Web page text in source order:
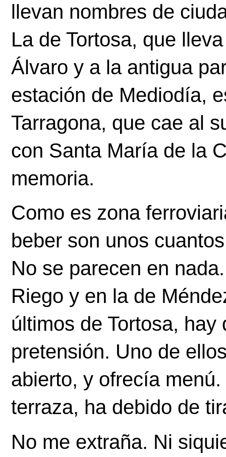
llevan nombres de
La de Tortosa, que
Álvaro y a la antigua
estación de Mediodía,
Tarragona, que cae al
con Santa María de la
memoria.
Como es zona
beber son unos
No se parecen en
Riego y en la de
últimos de Tortosa,
pretensión. Uno de
abierto, y ofrecía
terraza, ha debido de
No me extraña. Ni